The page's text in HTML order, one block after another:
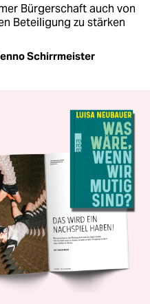
Bürgerschaft auch von
Beteiligung zu stärken
Schirrmeister